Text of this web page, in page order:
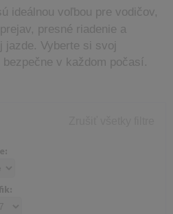
ideálnou voľbou pre vodičov,
presné riadenie a
Vyberte si svoj
v každom počasí.